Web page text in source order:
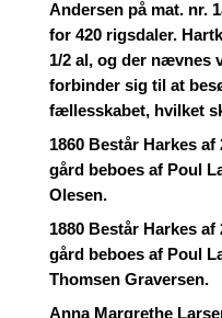
Andersen på mat. nr.
for 420 rigsdaler.
1/2 al, og der nævnes
forbinder sig til at
fællesskabet, hvilket
1860 Består Harkes
gård beboes af Poul
Olesen.
1880 Består Harkes
gård beboes af Poul
Thomsen Graversen.
Anna Margrethe